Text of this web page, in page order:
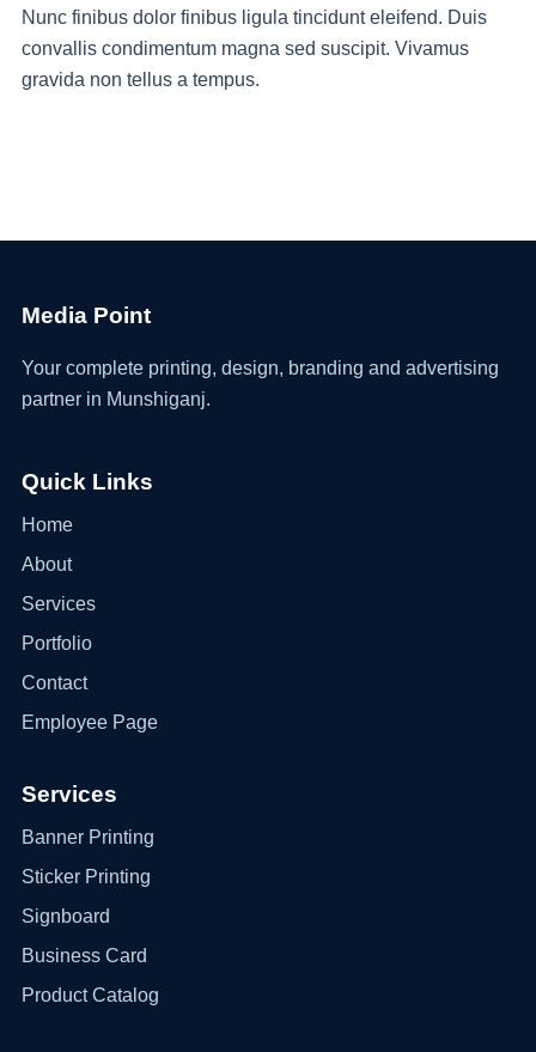
Nunc finibus dolor finibus ligula tincidunt eleifend. Duis
convallis condimentum magna sed suscipit. Vivamus
gravida non tellus a tempus.
Media Point
Your complete printing, design, branding and advertising
partner in Munshiganj.
Quick Links
Home
About
Services
Portfolio
Contact
Employee Page
Services
Banner Printing
Sticker Printing
Signboard
Business Card
Product Catalog